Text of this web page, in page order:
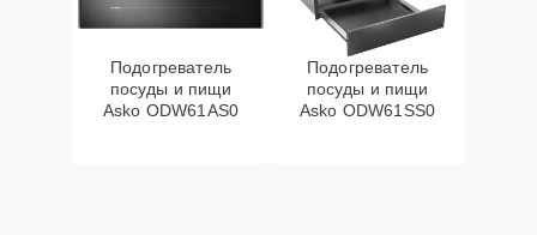
Подогреватель
посуды и пищи
Asko ODW61AS0
Подогреватель
посуды и пищи
Asko ODW61SS0